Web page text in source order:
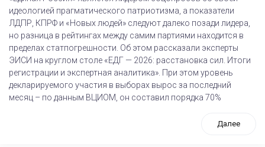
идеологией прагматического патриотизма, а показатели
ЛДПР, КПРФ и «Новых людей» следуют далеко позади лидера,
но разница в рейтингах между самим партиями находится в
пределах статпогрешности. Об этом рассказали эксперты
ЭИСИ на круглом столе «ЕДГ — 2026: расстановка сил. Итоги
регистрации и экспертная аналитика». При этом уровень
декларируемого участия в выборах вырос за последний
месяц – по данным ВЦИОМ, он составил порядка 70%
Далее